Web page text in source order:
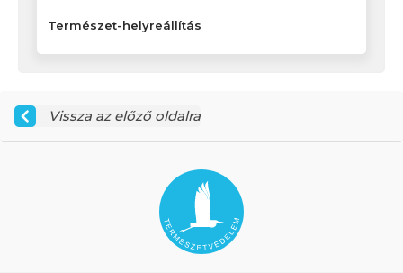
Természet-helyreállítás
Vissza az előző oldalra